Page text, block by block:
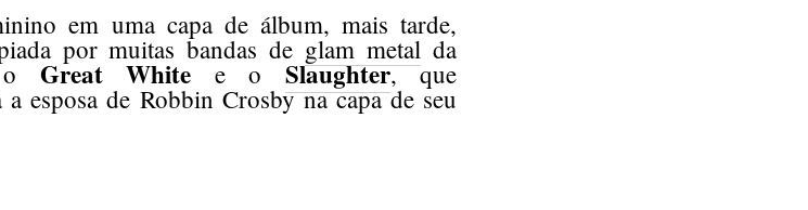
em uma capa de álbum, mais tarde,
por muitas bandas de glam metal da
o Great White e o Slaughter, que
a esposa de Robbin Crosby na capa de seu